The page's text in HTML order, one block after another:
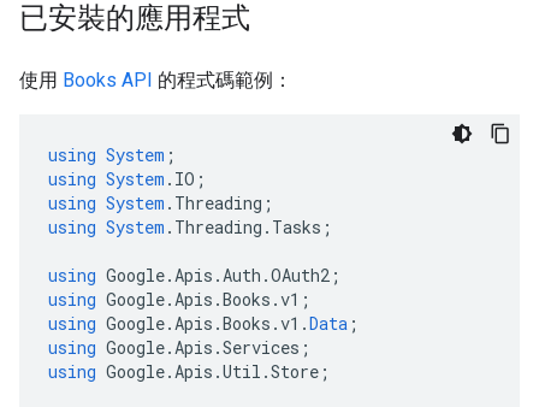
已安裝的應用程式
使用 Books API 的程式碼範例：
using System ;
using System . IO ;
using System . Threading ;
using System . Threading . Tasks ;
using Google.Apis .Auth .OAuth2 ;
using Google.Apis .Books .v1 ;
using Google.Apis .Books .v1 .Data ;
using Google.Apis .Services ;
using Google.Apis .Util .Store ;